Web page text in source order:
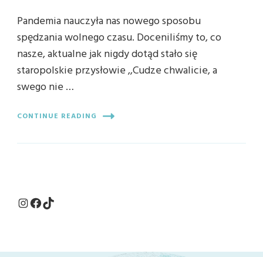
Pandemia nauczyła nas nowego sposobu
spędzania wolnego czasu. Doceniliśmy to, co
nasze, aktualne jak nigdy dotąd stało się
staropolskie przysłowie ,,Cudze chwalicie, a
swego nie …
CONTINUE READING
Instagram Facebook TikTok